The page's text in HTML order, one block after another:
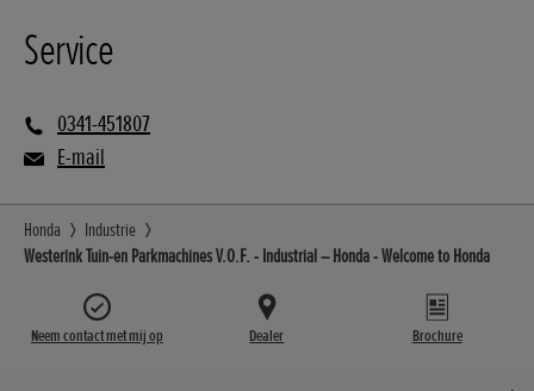
Service
0341-451807
E-mail
Honda
Industrie
Westerink Tuin-en Parkmachines V.O.F. - Industrial – Honda - Welcome to Honda
Neem contact met mij op Dealer Brochure